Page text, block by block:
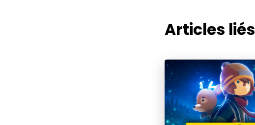
Articles liés